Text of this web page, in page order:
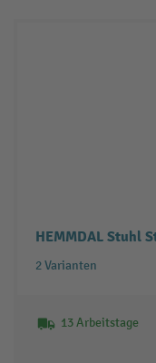
HEMMDAL Stuhl
2 Varianten
13 Arbeitstage